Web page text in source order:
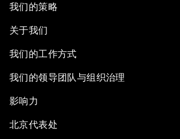
我们的策略
关于我们
我们的工作方式
我们的领导团队与组织治理
影响力
北京代表处